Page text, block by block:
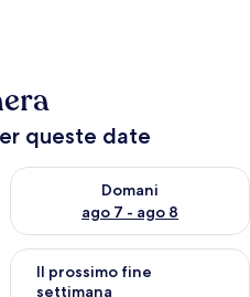
queste date
sera, ago 6 - ago 7
Domani
ago 7 - ago 8
Verifica la disponibilità per
fine settimana, ago 7 - ago
Il prossimo fine
settimana
Verifica la disponibilità per il